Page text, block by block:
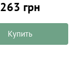
263 грн
Купить